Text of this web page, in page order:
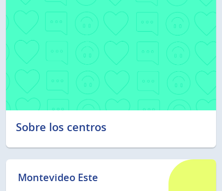
Sobre los centros
Montevideo Este